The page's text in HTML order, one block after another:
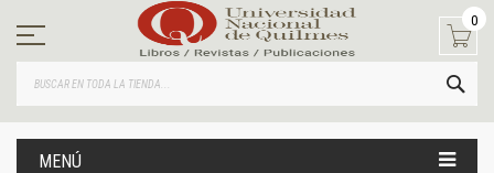
contenido
0
MENÚ